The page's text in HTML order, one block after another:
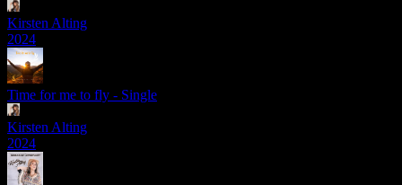
Kirsten Alting
2024
Time for me to fly - Single
Kirsten Alting
2024